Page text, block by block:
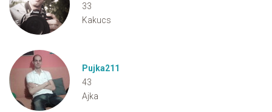
33
Kakucs
Pujka211
43
Ajka